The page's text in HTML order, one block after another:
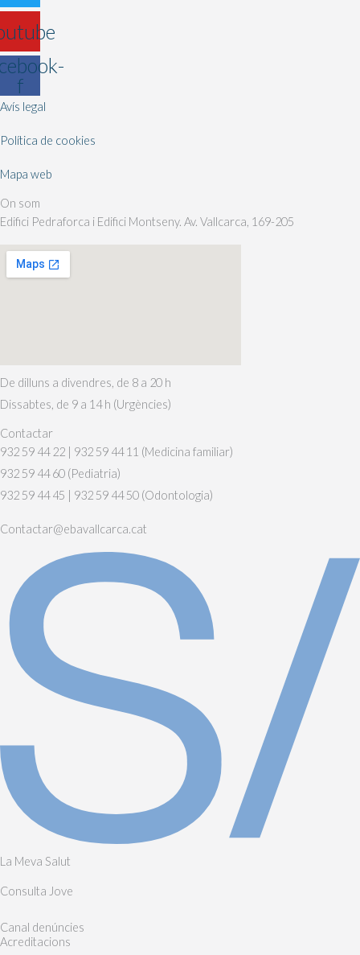
f
Avís legal
Política de cookies
Mapa web
On som
Edifici Pedraforca i Edifici Montseny. Av. Vallcarca, 169-205
De dilluns a divendres, de 8 a 20 h
Dissabtes, de 9 a 14 h (Urgències)
Contactar
932 59 44 22 | 932 59 44 11 (Medicina familiar)
932 59 44 60 (Pediatria)
932 59 44 45 | 932 59 44 50 (Odontologia)
Contactar@ebavallcarca.cat
La Meva Salut
Consulta Jove
Canal denúncies
Acreditacions